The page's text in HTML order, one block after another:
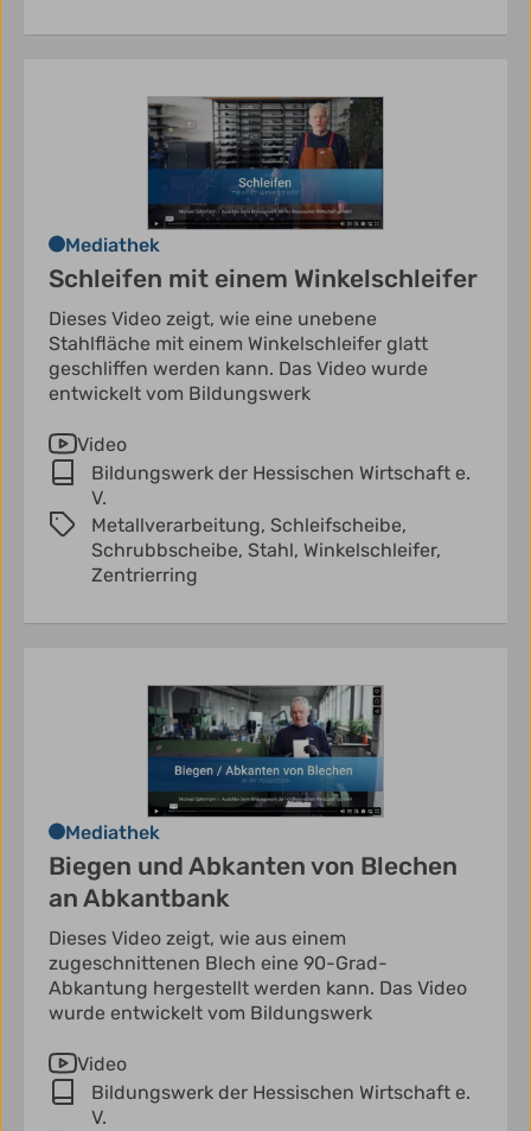
Mediathek
Schleifen mit einem Winkelschleifer
Dieses Video zeigt, wie eine unebene
Stahlfläche mit einem Winkelschleifer glatt
geschliffen werden kann. Das Video wurde
entwickelt vom Bildungswerk
Video
Bildungswerk der Hessischen Wirtschaft e.
V.
Metallverarbeitung, Schleifscheibe,
Schrubbscheibe, Stahl, Winkelschleifer,
Zentrierring
Mediathek
Biegen und Abkanten von Blechen
an Abkantbank
Dieses Video zeigt, wie aus einem
zugeschnittenen Blech eine 90-Grad-
Abkantung hergestellt werden kann. Das Video
wurde entwickelt vom Bildungswerk
Video
Bildungswerk der Hessischen Wirtschaft e.
V.